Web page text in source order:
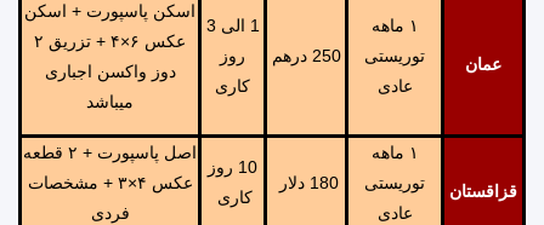
عمان
١ ماهه
توریستی
عادی
250 درهم
1 الی 3
روز
کاری
اسکن پاسپورت + اسکن
عکس ۶×۴ + تزریق ۲
دوز واکسن اجباری
میباشد
قزاقستان
١ ماهه
توریستی
عادی
180 دلار
10 روز
کاری
اصل پاسپورت + ۲ قطعه
عکس ۴×۳ + مشخصات
فردی